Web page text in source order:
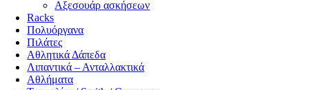
Αξεσουάρ ασκήσεων
Racks
Πολυόργανα
Πιλάτες
Αθλητικά Δάπεδα
Λιπαντικά – Ανταλλακτικά
Αθλήματα